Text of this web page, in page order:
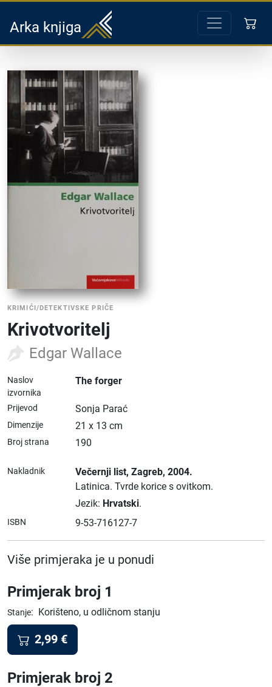
Arka knjiga
KRIMIĆI/DETEKTIVSKE PRIČE
Krivotvoritelj
Edgar Wallace
Naslov
izvornika
The forger
Prijevod Sonja Parać
Dimenzije 21 x 13 cm
Broj strana 190
Nakladnik Večernji list, Zagreb, 2004.
Latinica. Tvrde korice s ovitkom.
Jezik: Hrvatski.
ISBN 9-53-716127-7
Više primjeraka je u ponudi
Primjerak broj 1
Stanje: Korišteno, u odličnom stanju
2,99 €
Primjerak broj 2